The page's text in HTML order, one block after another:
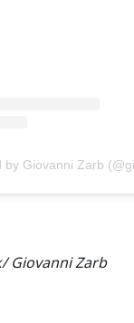
by Giovanni Zarb
Giovanni Zarb